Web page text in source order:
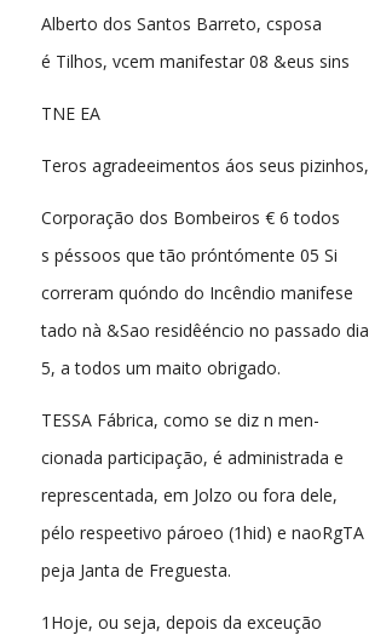
Alberto dos Santos Barreto, csposa
é Tilhos, vcem manifestar 08 &eus sins
TNE EA
Teros agradeeimentos áos seus pizinhos,
Corporação dos Bombeiros € 6 todos
s péssoos que tão próntómente 05 Si
correram quóndo do Incêndio manifese
tado nà &Sao residêéncio no passado dia
5, a todos um maito obrigado.
TESSA Fábrica, como se diz n men-
cionada participação, é administrada e
represcentada, em Jolzo ou fora dele,
pélo respeetivo pároeo (1hid) e naoRgTA
peja Janta de Freguesta.
1Hoje, ou seja, depois da exceução